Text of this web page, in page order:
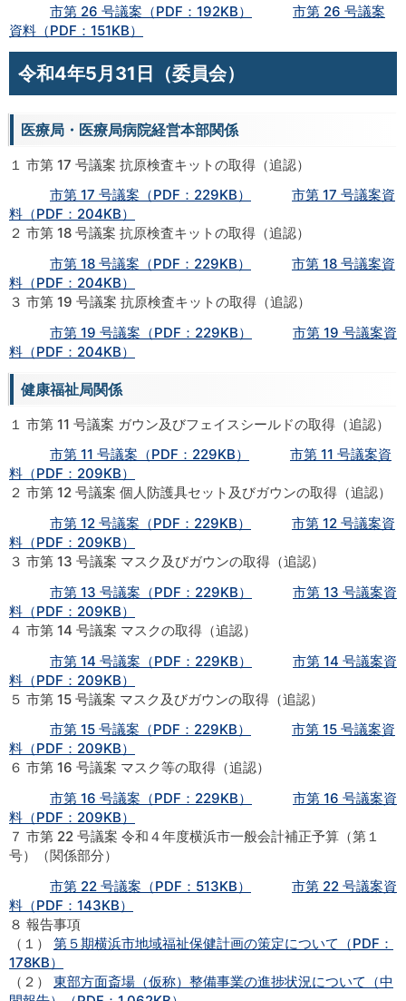
市第 26 号議案（PDF：192KB）
市第 26 号議案
資料（PDF：151KB）
令和4年5月31日（委員会）
医療局・医療局病院経営本部関係
１ 市第 17 号議案 抗原検査キットの取得（追認）
市第 17 号議案（PDF：229KB）
市第 17 号議案資
料（PDF：204KB）
２ 市第 18 号議案 抗原検査キットの取得（追認）
市第 18 号議案（PDF：229KB）
市第 18 号議案資
料（PDF：204KB）
３ 市第 19 号議案 抗原検査キットの取得（追認）
市第 19 号議案（PDF：229KB）
市第 19 号議案資
料（PDF：204KB）
健康福祉局関係
１ 市第 11 号議案 ガウン及びフェイスシールドの取得（追認）
市第 11 号議案（PDF：229KB）
市第 11 号議案資
料（PDF：209KB）
２ 市第 12 号議案 個人防護具セット及びガウンの取得（追認）
市第 12 号議案（PDF：229KB）
市第 12 号議案資
料（PDF：209KB）
３ 市第 13 号議案 マスク及びガウンの取得（追認）
市第 13 号議案（PDF：229KB）
市第 13 号議案資
料（PDF：209KB）
４ 市第 14 号議案 マスクの取得（追認）
市第 14 号議案（PDF：229KB）
市第 14 号議案資
料（PDF：209KB）
５ 市第 15 号議案 マスク及びガウンの取得（追認）
市第 15 号議案（PDF：229KB）
市第 15 号議案資
料（PDF：209KB）
６ 市第 16 号議案 マスク等の取得（追認）
市第 16 号議案（PDF：229KB）
市第 16 号議案資
料（PDF：209KB）
７ 市第 22 号議案 令和４年度横浜市一般会計補正予算（第１
号）（関係部分）
市第 22 号議案（PDF：513KB）
市第 22 号議案資
料（PDF：143KB）
８ 報告事項
（１） 第５期横浜市地域福祉保健計画の策定について（PDF：
178KB）
（２） 東部方面斎場（仮称）整備事業の進捗状況について（中